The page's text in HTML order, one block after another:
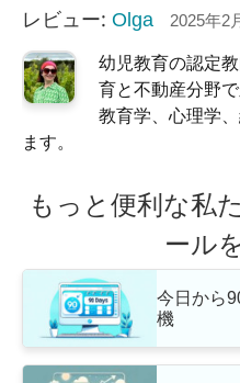
レビュー: Olga 2025年2
幼児教育の認定
育と不動産分野
教育学、心理学
ます。
もっと便利な私
ール
今日から
機